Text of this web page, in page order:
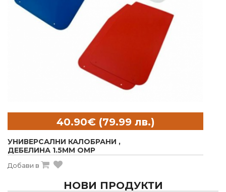
УНИВЕРСАЛНИ КАЛОБРАНИ ,
ДЕБЕЛИНА 1.5MM OMP
Добави в
НОВИ ПРОДУКТИ